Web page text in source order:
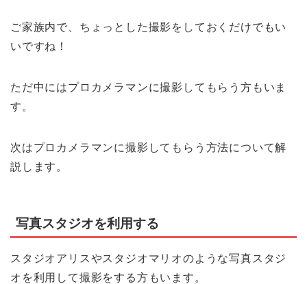
ご家族内で、ちょっとした撮影をしておくだけでもい
いですね！
ただ中にはプロカメラマンに撮影してもらう方もいま
す。
次はプロカメラマンに撮影してもらう方法について解
説します。
写真スタジオを利用する
スタジオアリスやスタジオマリオのような写真スタジ
オを利用して撮影をする方もいます。